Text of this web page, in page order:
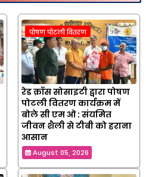
पोषण पोटली वितरण
रेड क्रॉस सोसाइटी द्वारा पोषण
पोटली वितरण कार्यक्रम में
बोले सी एम ओ : संयमित
जीवन शैली से टीबी को हराना
आसान
August 05, 2026